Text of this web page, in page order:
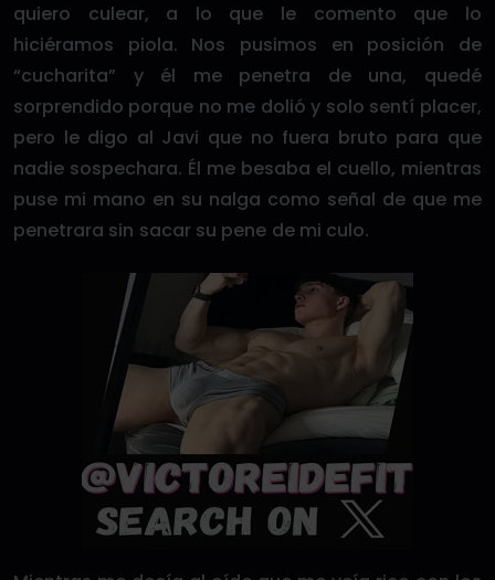
quiero culear, a lo que le comento que lo
hiciéramos piola. Nos pusimos en posición de
“cucharita” y él me penetra de una, quedé
sorprendido porque no me dolió y solo sentí placer,
pero le digo al Javi que no fuera bruto para que
nadie sospechara. Él me besaba el cuello, mientras
puse mi mano en su nalga como señal de que me
penetrara sin sacar su pene de mi culo.